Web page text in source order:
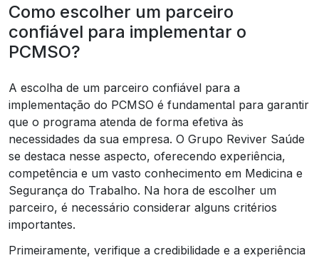
Como escolher um parceiro
confiável para implementar o
PCMSO?
A escolha de um parceiro confiável para a
implementação do PCMSO é fundamental para garantir
que o programa atenda de forma efetiva às
necessidades da sua empresa. O Grupo Reviver Saúde
se destaca nesse aspecto, oferecendo experiência,
competência e um vasto conhecimento em Medicina e
Segurança do Trabalho. Na hora de escolher um
parceiro, é necessário considerar alguns critérios
importantes.
Primeiramente, verifique a credibilidade e a experiência